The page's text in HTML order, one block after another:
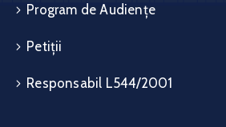
Program de Audiențe
Petiții
Responsabil L544/2001